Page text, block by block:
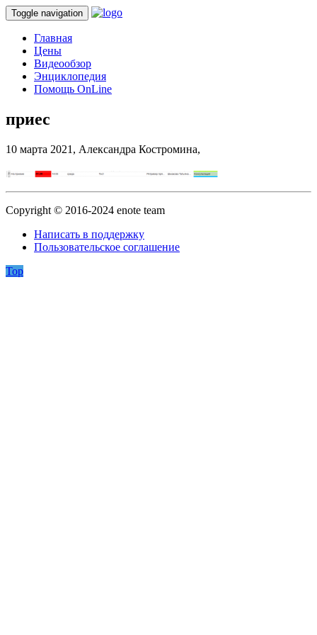
Toggle navigation
Главная
Цены
Видеообзор
Энциклопедия
Помощь OnLine
приес
10 марта 2021, Александра Костромина,
Copyright © 2016-2024 enote team
Написать в поддержку
Пользовательское соглашение
Top